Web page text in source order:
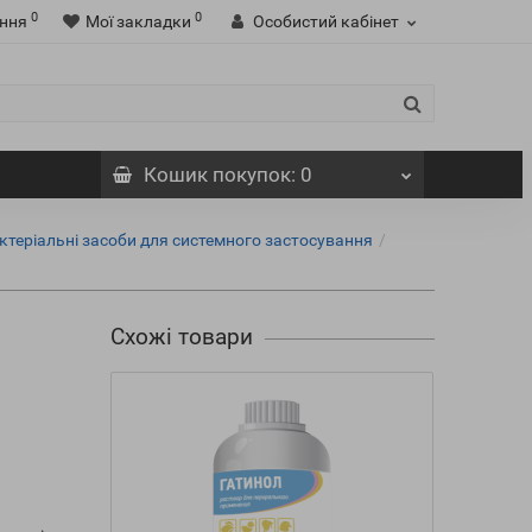
0 Мої закладки 0 Особистий кабінет
Кошикпокупок: 0
засоби для системного застосування
Схожі товари